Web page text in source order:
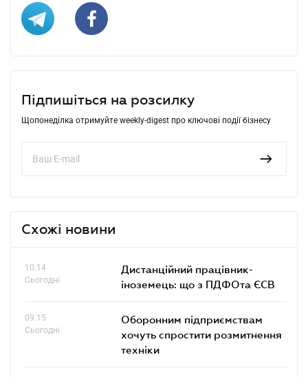
Підпишіться на розсилку
Щопонеділка отримуйте weekly-digest про ключові події бізнесу
Схожі новини
10.14
Сьогодні
Дистанційний працівник-
іноземець: що з ПДФОта ЄСВ
09.15
Сьогодні
Оборонним підприємствам
хочуть спростити розмитнення
техніки